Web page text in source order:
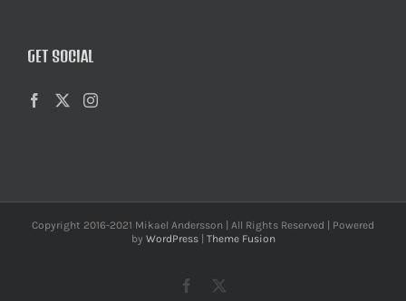
GET SOCIAL
Copyright 2016-2021 Mikael Andersson | All Rights Reserved | Powered
by WordPress| Theme Fusion
Facebook